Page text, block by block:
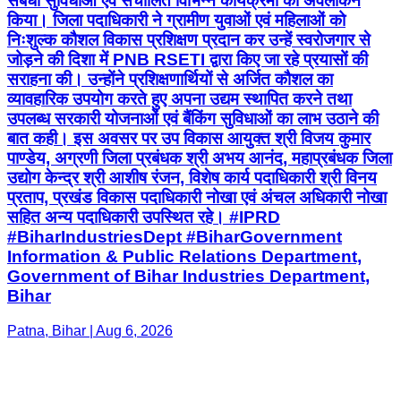
किया। जिला पदाधिकारी ने ग्रामीण युवाओं एवं महिलाओं को
निःशुल्क कौशल विकास प्रशिक्षण प्रदान कर उन्हें स्वरोजगार से
जोड़ने की दिशा में PNB RSETI द्वारा किए जा रहे प्रयासों की
सराहना की। उन्होंने प्रशिक्षणार्थियों से अर्जित कौशल का
व्यावहारिक उपयोग करते हुए अपना उद्यम स्थापित करने तथा
उपलब्ध सरकारी योजनाओं एवं बैंकिंग सुविधाओं का लाभ उठाने की
बात कही। इस अवसर पर उप विकास आयुक्त श्री विजय कुमार
पाण्डेय, अग्रणी जिला प्रबंधक श्री अभय आनंद, महाप्रबंधक जिला
उद्योग केन्द्र श्री आशीष रंजन, विशेष कार्य पदाधिकारी श्री विनय
प्रताप, प्रखंड विकास पदाधिकारी नोखा एवं अंचल अधिकारी नोखा
सहित अन्य पदाधिकारी उपस्थित रहे। #IPRD
#BiharIndustriesDept #BiharGovernment
Information & Public Relations Department,
Government of Bihar Industries Department,
Bihar
Patna, Bihar | Aug 6, 2026